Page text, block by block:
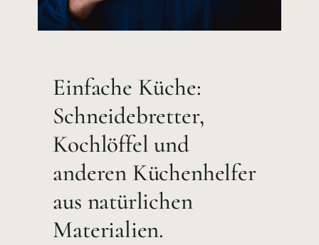
Einfache Küche:
Schneidebretter,
Kochlöffel und
anderen Küchenhelfer
aus natürlichen
Materialien.